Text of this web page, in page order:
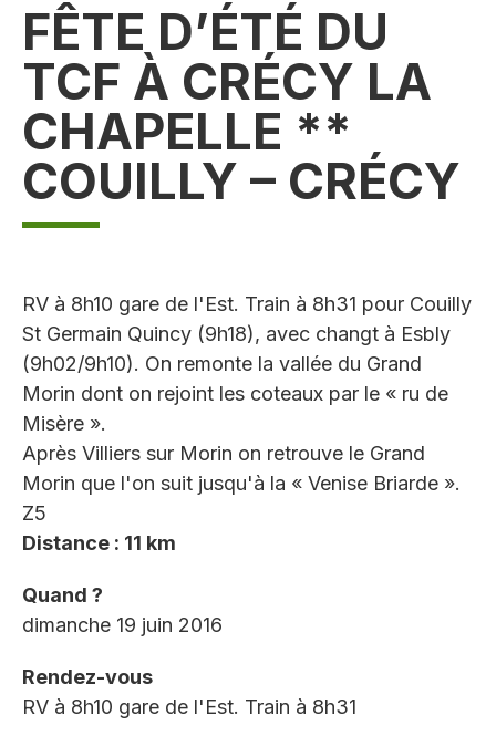
FÊTE D’ÉTÉ DU
TCF À CRÉCY LA
CHAPELLE **
COUILLY – CRÉCY
RV à 8h10 gare de l'Est. Train à 8h31 pour Couilly
St Germain Quincy (9h18), avec changt à Esbly
(9h02/9h10). On remonte la vallée du Grand
Morin dont on rejoint les coteaux par le « ru de
Misère ».
Après Villiers sur Morin on retrouve le Grand
Morin que l'on suit jusqu'à la « Venise Briarde ».
Z5
Distance : 11 km
Quand ?
dimanche 19 juin 2016
Rendez-vous
RV à 8h10 gare de l'Est. Train à 8h31